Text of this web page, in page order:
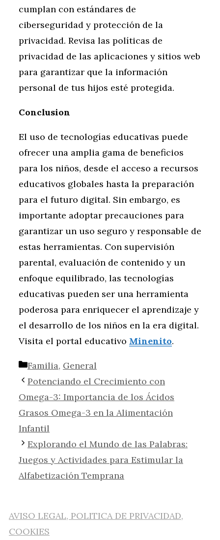
cumplan con estándares de
ciberseguridad y protección de la
privacidad. Revisa las políticas de
privacidad de las aplicaciones y sitios web
para garantizar que la información
personal de tus hijos esté protegida.
Conclusion
El uso de tecnologías educativas puede
ofrecer una amplia gama de beneficios
para los niños, desde el acceso a recursos
educativos globales hasta la preparación
para el futuro digital. Sin embargo, es
importante adoptar precauciones para
garantizar un uso seguro y responsable de
estas herramientas. Con supervisión
parental, evaluación de contenido y un
enfoque equilibrado, las tecnologías
educativas pueden ser una herramienta
poderosa para enriquecer el aprendizaje y
el desarrollo de los niños en la era digital.
Visita el portal educativo Minenito.
Categorías
Familia, General
Potenciando el Crecimiento con
Omega-3: Importancia de los Ácidos
Grasos Omega-3 en la Alimentación
Infantil
Explorando el Mundo de las Palabras:
Juegos y Actividades para Estimular la
Alfabetización Temprana
AVISO LEGAL, POLITICA DE PRIVACIDAD,
COOKIES